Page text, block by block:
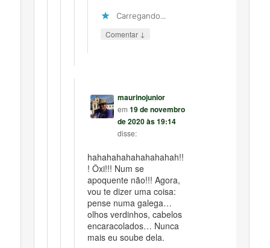
Carregando...
Comentar ↓
maurinojunior
em 19 de novembro
de 2020 às 19:14
disse:
hahahahahahahahahah!!
! Ôxi!!! Num se
apoquente não!!! Agora,
vou te dizer uma coisa:
pense numa galega…
olhos verdinhos, cabelos
encaracolados… Nunca
mais eu soube dela.